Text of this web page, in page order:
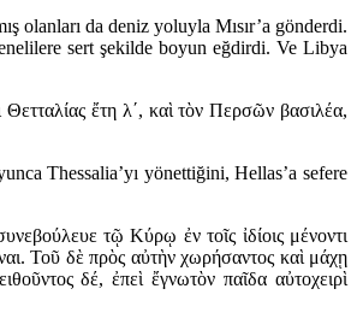
olanları da deniz yoluyla Mısır’a gönderdi.
sert şekilde boyun eğdirdi. Ve Libya
ἔτη λʹ, καὶ τὸν Περσῶν βασιλέα,
Thessalia’yı yönettiğini, Hellas’a sefere
τῷ Κύρῳ ἐν τοῖς ἰδίοις μένοντι
Τοῦ δὲ πρὸς αὐτὴν χωρήσαντος καὶ μάχῃ
δέ, ἐπεὶ ἔγνωτὸν παῖδα αὐτοχειρὶ